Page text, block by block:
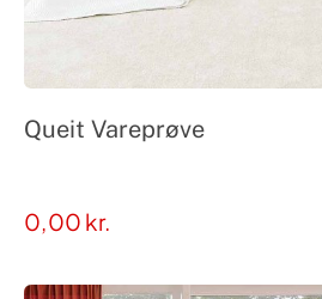
Queit Vareprøve
0,00 kr.